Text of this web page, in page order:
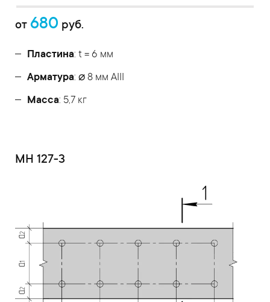
от 680 руб.
Пластина: t = 6 мм
Арматура: ⌀ 8 мм АIII
Масса: 5,7 кг
МН 127-3